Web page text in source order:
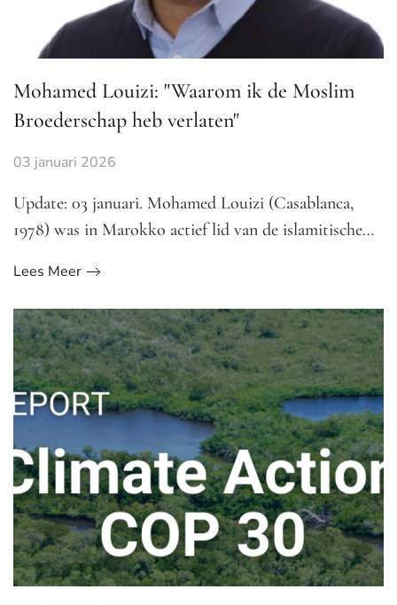
Mohamed Louizi: "Waarom ik de Moslim
Broederschap heb verlaten"
03 januari 2026
Update: 03 januari. Mohamed Louizi (Casablanca,
1978) was in Marokko actief lid van de islamitische…
Lees Meer